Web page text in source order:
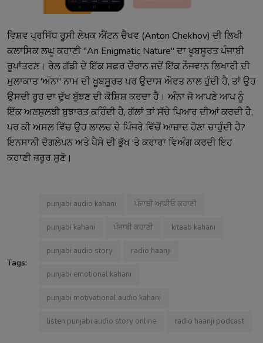
ਵਿਸ਼ਵ ਪ੍ਰਸਿੱਧ ਰੂਸੀ ਲੇਖਕ ਐਂਟਨ ਚੈਖਵ (Anton Chekhov) ਦੀ ਲਿਖੀ
ਕਲਾਸਿਕ ਲਘੂ ਕਹਾਣੀ "An Enigmatic Nature" ਦਾ ਖੂਬਸੂਰਤ ਪੰਜਾਬੀ
ਰੂਪਾਂਤਰਣ। ਰੇਲ ਗੱਡੀ ਦੇ ਇੱਕ ਸਫ਼ਰ ਦੌਰਾਨ ਜਦੋਂ ਇੱਕ ਨੌਜਵਾਨ ਲਿਖਾਰੀ ਦੀ
ਮੁਲਾਕਾਤ 'ਅੰਨਾ' ਨਾਮ ਦੀ ਖੂਬਸੂਰਤ ਪਰ ਉਦਾਸ ਔਰਤ ਨਾਲ ਹੁੰਦੀ ਹੈ, ਤਾਂ ਉਹ
ਉਸਦੀ ਰੂਹ ਦਾ ਦੁੱਖ ਬੁੱਝਣ ਦੀ ਕੋਸ਼ਿਸ਼ ਕਰਦਾ ਹੈ। ਅੰਨਾ ਜੋ ਆਪਣੇ ਆਪ ਨੂੰ
ਇੱਕ ਅਣਸੁਲਝੀ ਬੁਝਾਰਤ ਕਹਿੰਦੀ ਹੈ, ਗੱਲਾਂ ਤਾਂ ਸੱਚੇ ਪਿਆਰ ਦੀਆਂ ਕਰਦੀ ਹੈ,
ਪਰ ਕੀ ਅਸਲ ਵਿੱਚ ਉਹ ਲਾਲਚ ਦੇ ਪਿੰਜਰੇ ਵਿੱਚੋਂ ਆਜ਼ਾਦ ਹੋਣਾ ਚਾਹੁੰਦੀ ਹੈ?
ਇਨਸਾਨੀ ਦੋਗਲੇਪਨ ਅਤੇ ਪੈਸੇ ਦੀ ਭੁੱਖ 'ਤੇ ਕਰਾਰਾ ਵਿਅੰਗ ਕਰਦੀ ਇਹ
ਕਹਾਣੀ ਜ਼ਰੂਰ ਸੁਣੋ।
Tags:
punjabi audio kahani ਪੰਜਾਬੀ ਆਡੀਓ ਕਹਾਣੀ
punjabi kahani ਪੰਜਾਬੀ ਕਹਾਣੀ kitaab kahani
punjabi audio story radio haanji
punjabi emotional kahani
punjabi motivational audio kahani
listen punjabi audio story online radio haanji podcast